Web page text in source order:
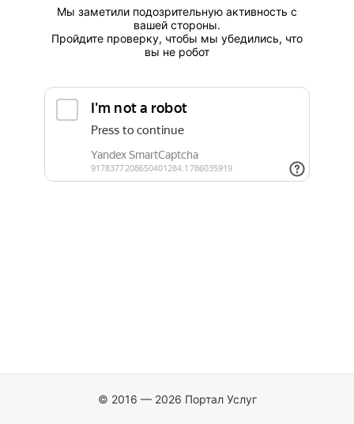
Мы заметили подозрительную активность с
вашей стороны.
Пройдите проверку, чтобы мы убедились, что
вы не робот
© 2016 — 2026 Портал Услуг